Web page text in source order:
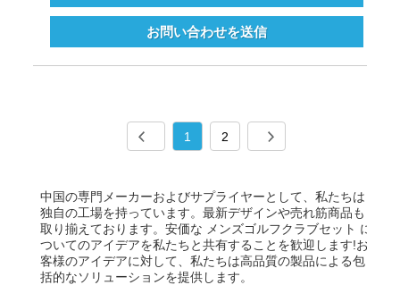
お問い合わせを送信
1 2
中国の専門メーカーおよびサプライヤーとして、私たちは
独自の工場を持っています。最新デザインや売れ筋商品も
取り揃えております。安価な メンズゴルフクラブセット に
ついてのアイデアを私たちと共有することを歓迎します!お
客様のアイデアに対して、私たちは高品質の製品による包
括的なソリューションを提供します。